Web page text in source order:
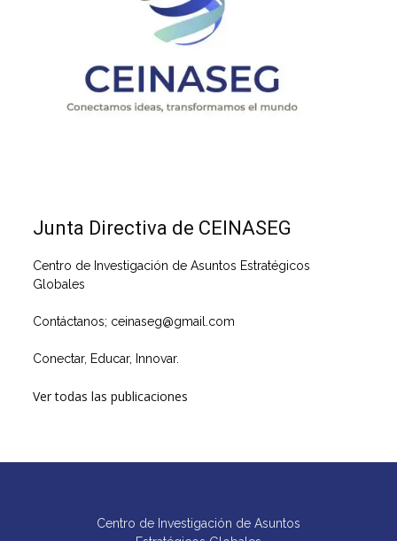
Junta Directiva de CEINASEG
Centro de Investigación de Asuntos Estratégicos
Globales
Contáctanos; ceinaseg@gmail.com
Conectar, Educar, Innovar.
Ver todas las publicaciones
Centro de Investigación de Asuntos